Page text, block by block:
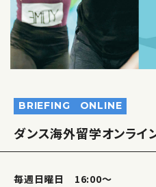
BRIEFING ONLINE
ダンス海外留学オンラ
毎週日曜日 16:00〜